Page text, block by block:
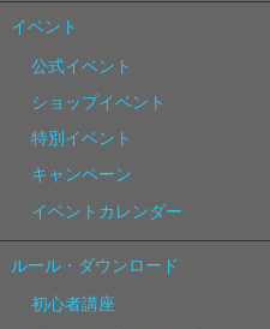
イベント
公式イベント
ショップイベント
特別イベント
キャンペーン
イベントカレンダー
ルール・ダウンロード
初心者講座